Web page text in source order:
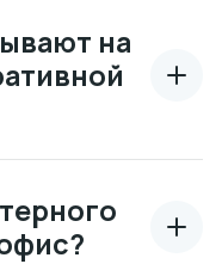
на